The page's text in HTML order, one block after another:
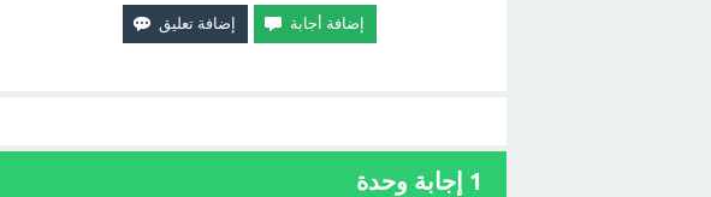
1 إجابة وحدة